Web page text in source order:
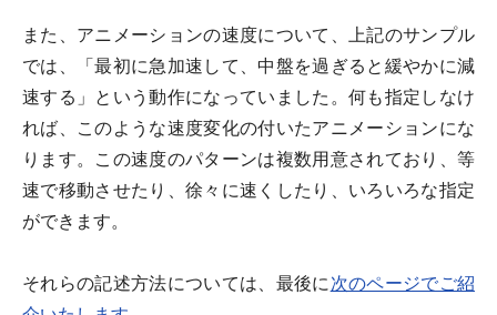
また、アニメーションの速度について、上記のサンプル
では、「最初に急加速して、中盤を過ぎると緩やかに減
速する」という動作になっていました。何も指定しなけ
れば、このような速度変化の付いたアニメーションにな
ります。この速度のパターンは複数用意されており、等
速で移動させたり、徐々に速くしたり、いろいろな指定
ができます。
それらの記述方法については、最後に次のページでご紹